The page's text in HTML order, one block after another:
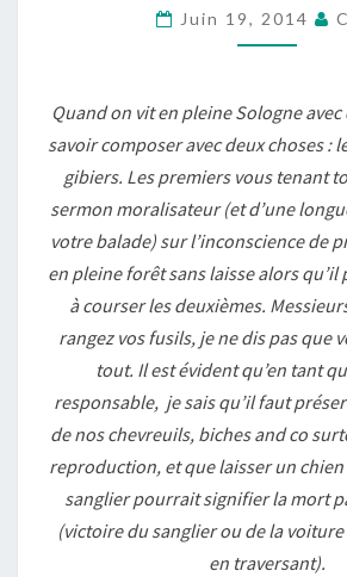
JE
NE
QU’UNE
SEULE
CHOSE
À
MES
CHIOTS
Juin 19, 2014
Quand on vit en pleine Sologne
savoir composer avec deux choses :
gibiers. Les premiers vous tenant
sermon moralisateur (et d’une
votre balade) sur l’inconscience de
en pleine forêt sans laisse alors
à courser les deuxièmes.
rangez vos fusils, je ne dis pas que
tout. Il est évident qu’en tant
responsable, je sais qu’il faut
de nos chevreuils, biches and co
reproduction, et que laisser un
sanglier pourrait signifier la mort
(victoire du sanglier ou de la voiture
en traversant).